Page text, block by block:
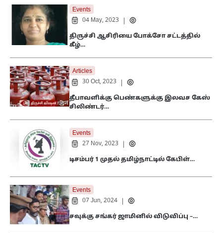
Events
04 May, 2023
திருச்சி ஆசிரியை போக்சோ சட்டத்தில்
கீழ்…
Articles
30 Oct, 2023
தீபாவளிக்கு பெண்களுக்கு இலவச கேஸ்
சிலிண்டர்…
Events
27 Nov, 2023
டிசம்பர் 1 முதல் தமிழ்நாட்டில் கேபிள்…
Events
07 Jun, 2024
சவுக்கு சங்கர் ஜாமினில் விடுவிப்பு –…